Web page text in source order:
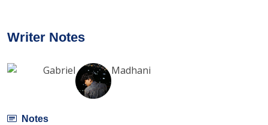
Writer Notes
Gabriel Madhani
Notes